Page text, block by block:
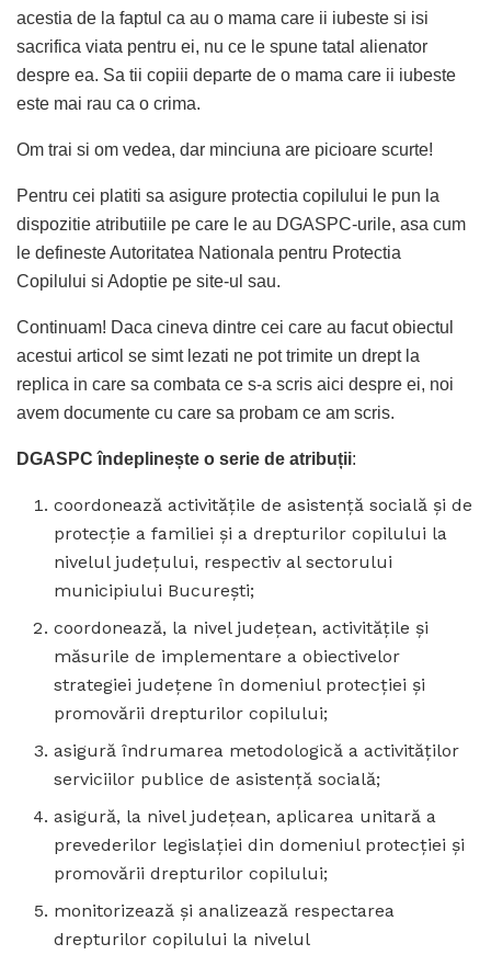
acestia de la faptul ca au o mama care ii iubeste si isi
sacrifica viata pentru ei, nu ce le spune tatal alienator
despre ea. Sa tii copiii departe de o mama care ii iubeste
este mai rau ca o crima.
Om trai si om vedea, dar minciuna are picioare scurte!
Pentru cei platiti sa asigure protectia copilului le pun la
dispozitie atributiile pe care le au DGASPC-urile, asa cum
le defineste Autoritatea Nationala pentru Protectia
Copilului si Adoptie pe site-ul sau.
Continuam! Daca cineva dintre cei care au facut obiectul
acestui articol se simt lezati ne pot trimite un drept la
replica in care sa combata ce s-a scris aici despre ei, noi
avem documente cu care sa probam ce am scris.
DGASPC îndeplinește o serie de atribuții:
coordonează activităţile de asistenţă socială şi de
protecţie a familiei şi a drepturilor copilului la
nivelul judeţului, respectiv al sectorului
municipiului Bucureşti;
coordonează, la nivel judeţean, activităţile şi
măsurile de implementare a obiectivelor
strategiei judeţene în domeniul protecţiei şi
promovării drepturilor copilului;
asigură îndrumarea metodologică a activităţilor
serviciilor publice de asistenţă socială;
asigură, la nivel judeţean, aplicarea unitară a
prevederilor legislaţiei din domeniul protecţiei şi
promovării drepturilor copilului;
monitorizează şi analizează respectarea
drepturilor copilului la nivelul